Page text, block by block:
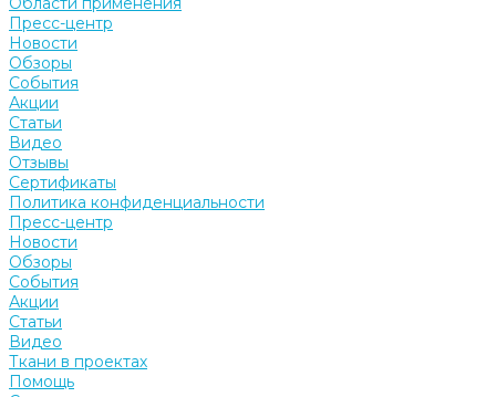
Пресс-центр
Новости
Обзоры
События
Акции
Статьи
Видео
Отзывы
Сертификаты
Политика конфиденциальности
Пресс-центр
Новости
Обзоры
События
Акции
Статьи
Видео
Ткани в проектах
Помощь